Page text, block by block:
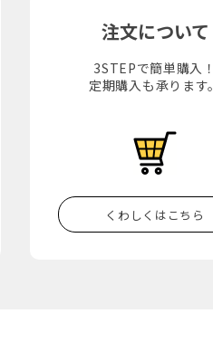
注文について
3STEPで簡単購入！
定期購入も承ります。
くわしくはこちら